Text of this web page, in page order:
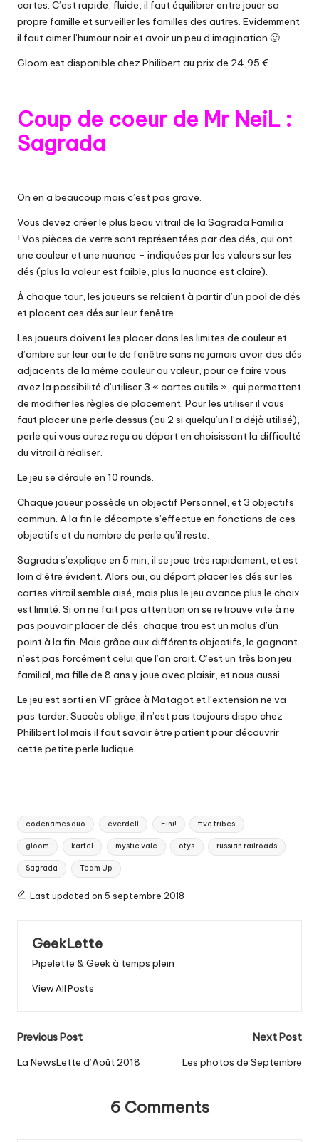
cartes. C’est rapide, fluide, il faut équilibrer entre jouer sa
propre famille et surveiller les familles des autres. Evidemment
il faut aimer l’humour noir et avoir un peu d’imagination 🙂
Gloom est disponible chez Philibertau prix de 24,95 €
Coup de coeur de Mr NeiL :
Sagrada
On en a beaucoup mais c’est pas grave.
Vous devez créer le plus beau vitrail de la Sagrada Familia
! Vos pièces de verre sont représentées par des dés, qui ont
une couleur et une nuance – indiquées par les valeurs sur les
dés (plus la valeur est faible, plus la nuance est claire).
À chaque tour, les joueurs se relaient à partir d’un pool de dés
et placent ces dés sur leur fenêtre.
Les joueurs doivent les placer dans les limites de couleur et
d’ombre sur leur carte de fenêtre sans ne jamais avoir des dés
adjacents de la même couleur ou valeur, pour ce faire vous
avez la possibilité d’utiliser 3 « cartes outils », qui permettent
de modifier les règles de placement. Pour les utiliser il vous
faut placer une perle dessus (ou 2 si quelqu’un l’a déjà utilisé),
perle qui vous aurez reçu au départ en choisissant la difficulté
du vitrail à réaliser.
Le jeu se déroule en 10 rounds.
Chaque joueur possède un objectif Personnel, et 3 objectifs
commun. A la fin le décompte s’effectue en fonctions de ces
objectifs et du nombre de perle qu’il reste.
Sagrada s’explique en 5 min, il se joue très rapidement, et est
loin d’être évident. Alors oui, au départ placer les dés sur les
cartes vitrail semble aisé, mais plus le jeu avance plus le choix
est limité. Si on ne fait pas attention on se retrouve vite à ne
pas pouvoir placer de dés, chaque trou est un malus d’un
point à la fin. Mais grâce aux différents objectifs, le gagnant
n’est pas forcément celui que l’on croit. C’est un très bon jeu
familial, ma fille de 8 ans y joue avec plaisir, et nous aussi.
Le jeu est sorti en VF grâce à Matagot et l’extension ne va
pas tarder. Succès oblige, il n’est pas toujours dispo chez
Philibertlol mais il faut savoir être patient pour découvrir
cette petite perle ludique.
Tags:
codenames duo everdell Fini! five tribes
gloom kartel mystic vale otys russian railroads
Sagrada Team Up
Last updated on 5 septembre 2018
GeekLette
Pipelette & Geek à temps plein
View All Posts
Post
navigation
Previous Post
La NewsLette d’Août 2018
Next Post
Les photos de Septembre
6 Comments